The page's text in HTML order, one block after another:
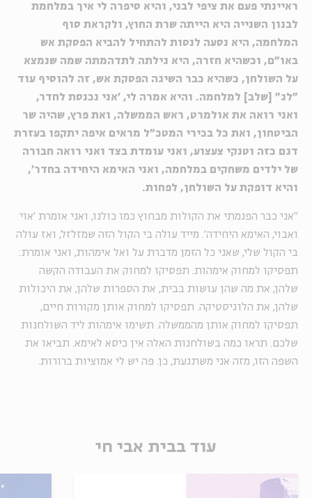
ראיינתי פעם את ציפי לבני, והיא סיפרה לי איך במלחמת
לבנון השנייה היא הייתה שרת החוץ, ולקראת סוף
המלחמה, היא נסעה לנסות להתחיל להביא הפסקת אש
באו"ם, וכשהיא חזרה, היא גילתה לתדהמתה שמה שנמצא
על השולחן, כשהיא כבר השיגה הפסקת אש, זה להוסיף עוד
״לג״ [שלב] למלחמה. והיא אמרה לי, 'אני נכנסת לחדר,
ואני רואה את אולמרט, ראש הממשלה, ואת פרץ, שהיה שר
הביטחון, ואת כל בכירי המטכ״ל מראים איפה יתקפו בעזרת
דגם כזה וטנקי צעצוע, ואני עומדת בצד ואני רואה חבורה
של ילדים משחקים במלחמה, ואני האימא היחידה בחדר',
והיא דופקת על השולחן, לפחות.
"אני כבר הפנמתי את הקולות מבחוץ כמו כולנו, ואני אומרת ׳אוי
ואבוי, האימא היחידה׳. מייד עולה בי הקול הזה שמזלזל, ואז עולה
בי הקול שלי, שאני כל הזמן מדברת על ואל אימהות, ואני אומרת:
תפסיקו למחוק אימהות. תפסיקו למחוק את העבודה הקשה
שלהן, את מה שהן עושות בבית, את הספרות שלהן, את היכולות
שלהן, את הלוגיסטיקה. תפסיקו למחוק אותן מקורות חיים,
תפסיקו למחוק אותן מהממשלה. תשימו אימהות ליד השולחנות
שלכם. תראו כמה בשולחנות האלה אין כיסא לאימא. תביאו את
השפה הזו, מזה אני משתגעת, כן. פה יש לי אמוציות ברורות.
עוד בבית אבי חי